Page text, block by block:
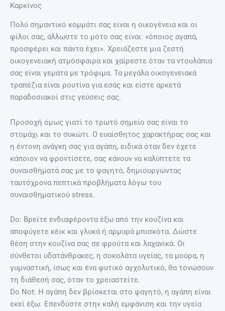
Καρκίνος
Πολύ σημαντικό κομμάτι σας είναι η οικογένεια και οι
φίλοι σας, άλλωστε το μότο σας είναι: «όποιος αγαπά,
προσφέρει και πάντα έχει». Χρειάζεστε μια ζεστή
οικογενειακή ατμόσφαιρα και χαίρεστε όταν τα ντουλάπια
σας είναι γεμάτα με τρόφιμα. Τα μεγάλα οικογενειακά
τραπέζια είναι ρουτίνα για εσάς και είστε αρκετά
παραδοσιακοί στις γεύσεις σας.
Προσοχή όμως γιατί το τρωτό σημείο σας είναι το
στομάχι και το συκώτι. Ο ευαίσθητος χαρακτήρας σας και
η έντονη ανάγκη σας για αγάπη, ειδικά όταν δεν έχετε
κάποιον να φροντίσετε, σας κάνουν να καλύπτετε τα
συναισθήματά σας με το φαγητό, δημιουργώντας
ταυτόχρονα πεπτικά προβλήματα λόγω του
συναισθηματικού stress.
Do: Βρείτε ενδιαφέροντα έξω από την κουζίνα και
αποφύγετε κέικ και γλυκά ή αρμυρά μπισκότα. Δώστε
θέση στην κουζίνα σας σε φρούτα και λαχανικά. Οι
σύνθετοι υδατάνθρακες, η σοκολάτα υγείας, τα μούρα, η
γυμναστική, ίσως και ένα φυτικό αγχολυτικό, θα τονώσουν
τη διάθεσή σας, όταν το χρειαστείτε.
Do Not: Η αγάπη δεν βρίσκεται στο φαγητό, η αγάπη είναι
εκεί έξω. Επενδύστε στην καλή εμφάνιση και την υγεία